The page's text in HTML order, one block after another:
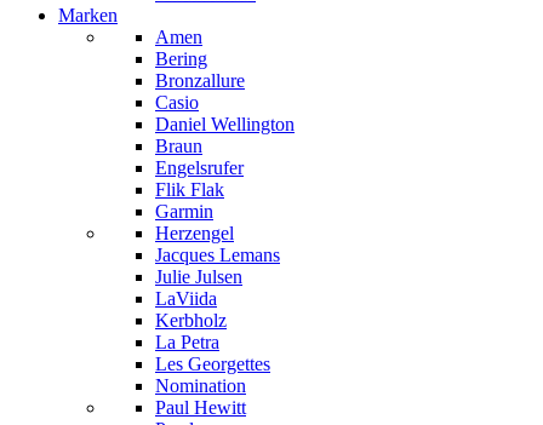
Marken
Amen
Bering
Bronzallure
Casio
Daniel Wellington
Braun
Engelsrufer
Flik Flak
Garmin
Herzengel
Jacques Lemans
Julie Julsen
LaViida
Kerbholz
La Petra
Les Georgettes
Nomination
Paul Hewitt